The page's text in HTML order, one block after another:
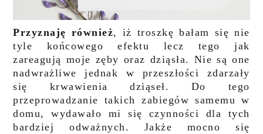
Przyznaję również, iż troszkę bałam się nie
tyle końcowego efektu lecz tego jak
zareagują moje zęby oraz dziąsła. Nie są one
nadwrażliwe jednak w przeszłości zdarzały
się krwawienia dziąseł. Do tego
przeprowadzanie takich zabiegów samemu w
domu, wydawało mi się czynności dla tych
bardziej odważnych. Jakże mocno się